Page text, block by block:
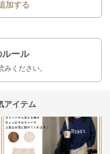
加する
ルール
みください。
アイテム